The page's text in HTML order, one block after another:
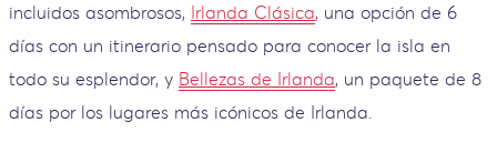
incluidos asombrosos, Irlanda Clásica, una opción de 6
días con un itinerario pensado para conocer la isla en
todo su esplendor, y Bellezas de Irlanda, un paquete de 8
días por los lugares más icónicos de Irlanda.